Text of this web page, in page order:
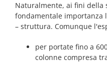
Naturalmente, ai fini della
fondamentale importanza
– struttura. Comunque
per portate fino a
colonne compresa